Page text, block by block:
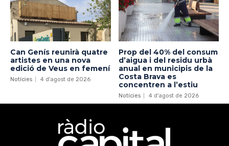
Can Genís reunirà quatre
artistes en una nova
edició de Veus en femení
Notícies 4 d'agost de 2026
Prop del 40% del consum
d’aigua i del residu urbà
anual en municipis de la
Costa Brava es
concentren a l’estiu
Notícies 4 d'agost de 2026